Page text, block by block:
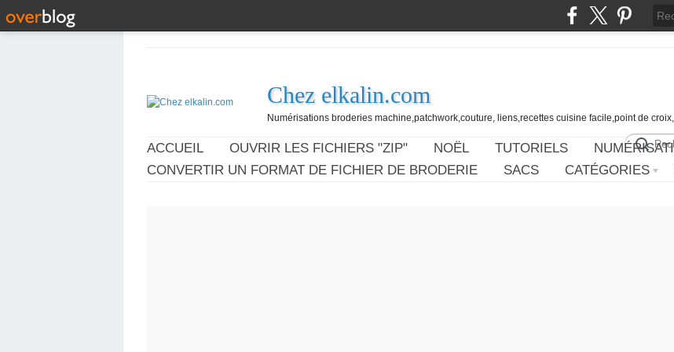
Chez elkalin.com
Numérisations broderies machine,patchwork,couture, liens,recettes cuisine facile,point de
ACCUEIL OUVRIR LES FICHIERS "ZIP" NOËL TUTORIELS
CONVERTIR UN FORMAT DE FICHIER DE BRODERIE
SACS CATÉGORIES